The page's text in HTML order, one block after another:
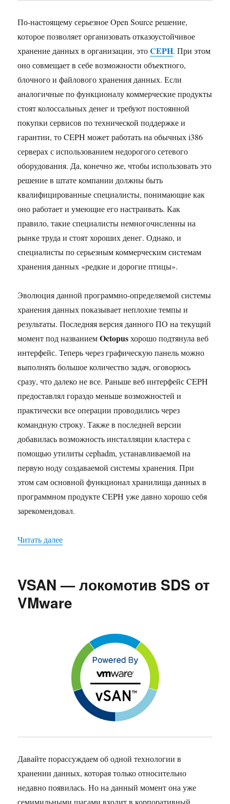
По-настоящему серьезное Open Source решение,
которое позволяет организовать отказоустойчивое
хранение данных в организации, этоCEPH. При этом
оно совмещает в себе возможности объектного,
блочного и файлового хранения данных. Если
аналогичные по функционалу коммерческие продукты
стоят колоссальных денег и требуют постоянной
покупки сервисов по технической поддержке и
гарантии, то CEPH может работать на обычных i386
серверах с использованием недорогого сетевого
оборудования. Да, конечно же, чтобы использовать это
решение в штате компании должны быть
квалифицированные специалисты, понимающие как
оно работает и умеющие его настраивать. Как
правило, такие специалисты немногочисленны на
рынке труда и стоят хороших денег. Однако, и
специалисты по серьезным коммерческим системам
хранения данных «редкие и дорогие птицы».
Эволюция данной программно-определяемой системы
хранения данных показывает неплохие темпы и
результаты. Последняя версия данного ПО на текущий
момент под названиемOctopusхорошо подтянула веб
интерфейс. Теперь через графическую панель можно
выполнять большое количество задач, оговорюсь
сразу, что далеко не все. Раньше веб интерфейс CEPH
предоставлял гораздо меньше возможностей и
практически все операции проводились через
командную строку. Также в последней версии
добавилась возможность инсталляции кластера с
помощью утилиты cephadm, устанавливаемой на
первую ноду создаваемой системы хранения. При
этом сам основной функционал хранилища данных в
программном продукте CEPH уже давно хорошо себя
зарекомендовал.
Читать далее«Установка кластера CEPH»
VSAN — локомотив SDS от
VMware
Давайте порассуждаем об одной технологии в
хранении данных, которая только относительно
недавно появилась. Но на данный момент она уже
семимильными шагами входит в корпоративный